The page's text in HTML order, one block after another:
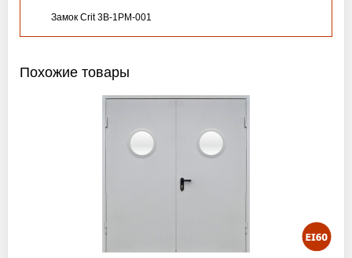
Замок Crit 3B-1PM-001
Похожие товары